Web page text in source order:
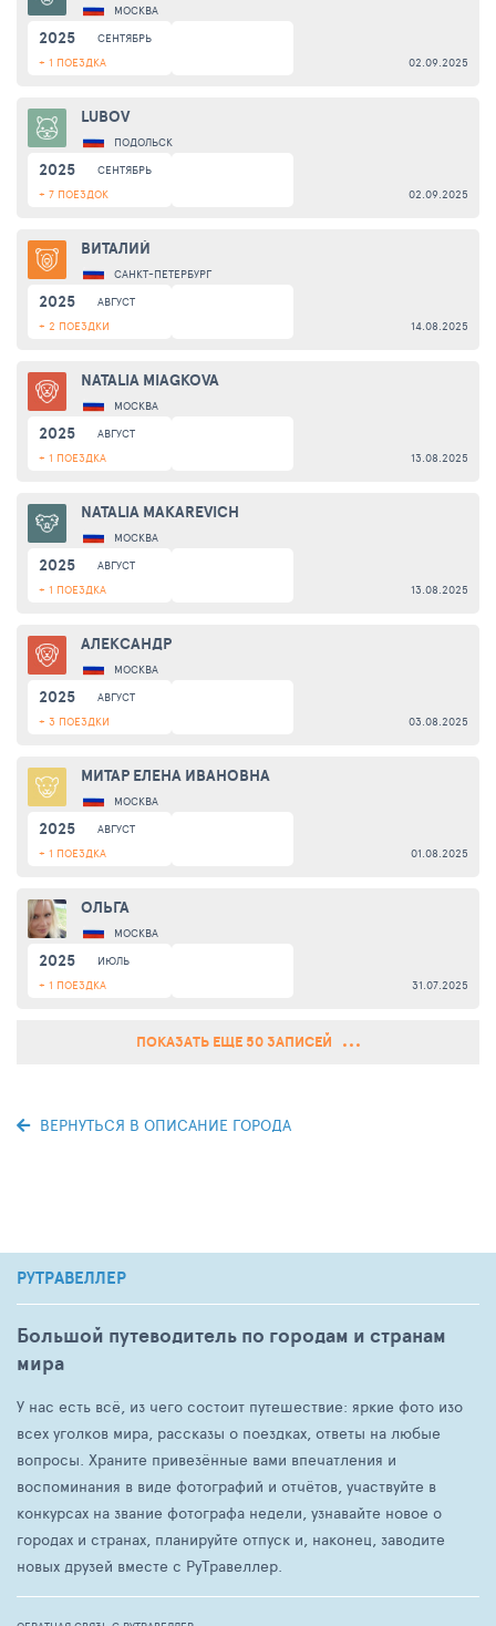
МОСКВА
2025
СЕНТЯБРЬ
+ 1 ПОЕЗДКА
02.09.2025
LUBOV
ПОДОЛЬСК
2025
СЕНТЯБРЬ
+ 7 ПОЕЗДОК
02.09.2025
ВИТАЛИЙ
САНКТ-ПЕТЕРБУРГ
2025
АВГУСТ
+ 2 ПОЕЗДКИ
14.08.2025
NATALIA MIAGKOVA
МОСКВА
2025
АВГУСТ
+ 1 ПОЕЗДКА
13.08.2025
NATALIA MAKAREVICH
МОСКВА
2025
АВГУСТ
+ 1 ПОЕЗДКА
13.08.2025
АЛЕКСАНДР
МОСКВА
2025
АВГУСТ
+ 3 ПОЕЗДКИ
03.08.2025
МИТАР ЕЛЕНА ИВАНОВНА
МОСКВА
2025
АВГУСТ
+ 1 ПОЕЗДКА
01.08.2025
ОЛЬГА
МОСКВА
2025
ИЮЛЬ
+ 1 ПОЕЗДКА
31.07.2025
ПОКАЗАТЬ ЕЩЕ 50 ЗАПИСЕЙ
ВЕРНУТЬСЯ В ОПИСАНИЕ ГОРОДА
РУТРАВЕЛЛЕР
Большой путеводитель по городам и странам
мира
У нас есть всё, из чего состоит путешествие: яркие фото изо
всех уголков мира, рассказы о поездках, ответы на любые
вопросы. Храните привезённые вами впечатления и
воспоминания в виде фотографий и отчётов, участвуйте в
конкурсах на звание фотографа недели, узнавайте новое о
городах и странах, планируйте отпуск и, наконец, заводите
новых друзей вместе с РуТравеллер.